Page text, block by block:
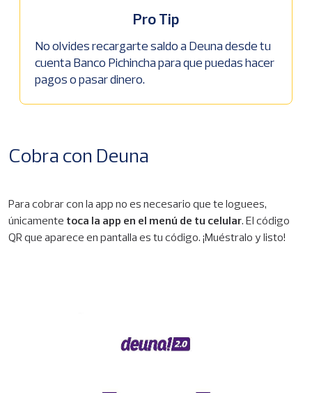
Pro Tip
No olvides recargarte saldo a Deuna desde tu
cuenta Banco Pichincha para que puedas hacer
pagos o pasar dinero.
Cobra con Deuna
Para cobrar con la app no es necesario que te loguees,
únicamente toca la app en el menú de tu celular. El código
QR que aparece en pantalla es tu código. ¡Muéstralo y listo!